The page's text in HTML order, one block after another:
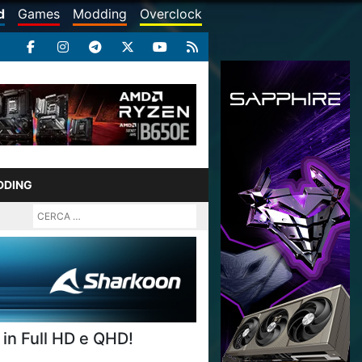
Games Modding Overclock
Full HD e QHD!